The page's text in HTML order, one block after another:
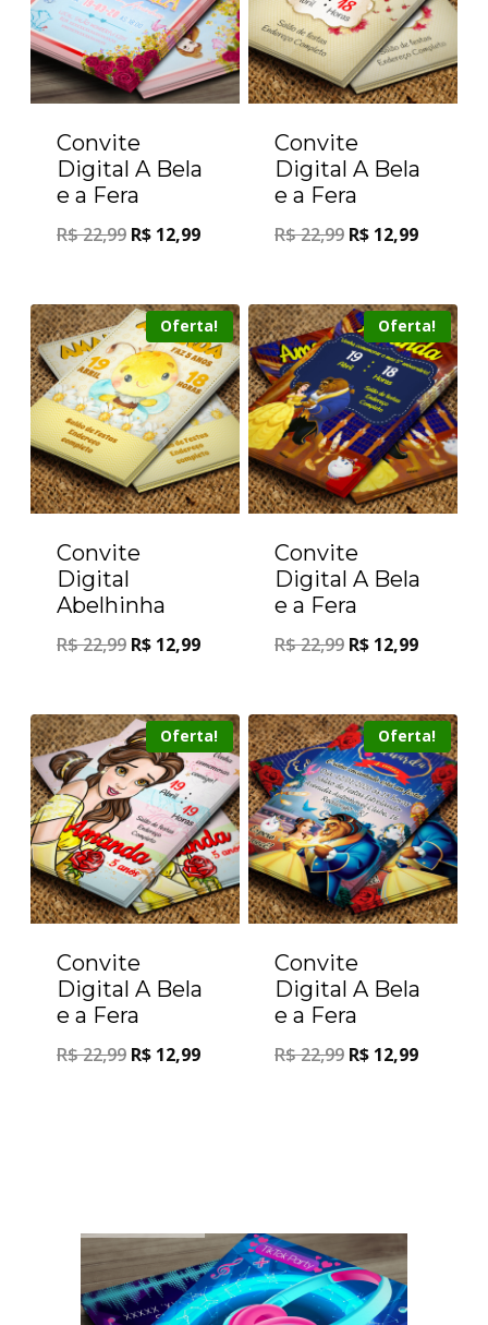
Convite
Digital A Bela
e a Fera
R$22,99 R$ 12,99
Convite
Digital A Bela
e a Fera
R$22,99 R$ 12,99
Oferta!
Convite
Digital
Abelhinha
R$22,99 R$ 12,99
Oferta!
Convite
Digital A Bela
e a Fera
R$22,99 R$ 12,99
Oferta!
Convite
Digital A Bela
e a Fera
R$22,99 R$ 12,99
Oferta!
Convite
Digital A Bela
e a Fera
R$22,99 R$ 12,99